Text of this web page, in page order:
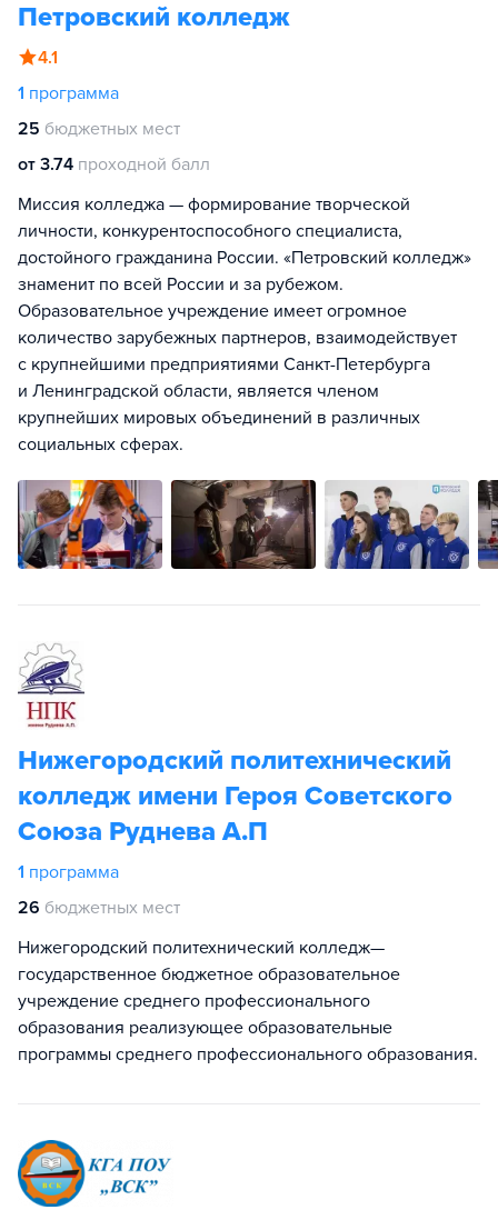
Петровский колледж
4.1
1 программа
25 бюджетных мест
от 3.74 проходной балл
Миссия колледжа — формирование творческой
личности, конкурентоспособного специалиста,
достойного гражданина России. «Петровский колледж»
знаменит по всей России и за рубежом.
Образовательное учреждение имеет огромное
количество зарубежных партнеров, взаимодействует
с крупнейшими предприятиями Санкт-Петербурга
и Ленинградской области, является членом
крупнейших мировых объединений в различных
социальных сферах.
Нижегородский политехнический
колледж имени Героя Советского
Союза Руднева А.П
1 программа
26 бюджетных мест
Нижегородский политехнический колледж—
государственное бюджетное образовательное
учреждение среднего профессионального
образования реализующее образовательные
программы среднего профессионального образования.